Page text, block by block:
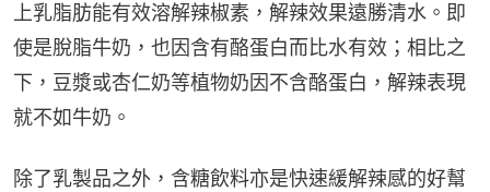
上乳脂肪能有效溶解辣椒素，解辣效果遠勝清水。即
使是脫脂牛奶，也因含有酪蛋白而比水有效；相比之
下，豆漿或杏仁奶等植物奶因不含酪蛋白，解辣表現
就不如牛奶。
除了乳製品之外，含糖飲料亦是快速緩解辣感的好幫